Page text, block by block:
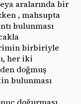
aralarında bir
, mahsupta
bulunması
birbiriyle
her iki
doğmuş
bulunması